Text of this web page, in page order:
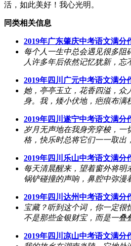
活，如此美好！我心光明。
同类相关信息
2019年广东肇庆中考语文满分
每个人一生中总会遇见很多阻
人许多年后依然记忆犹新，忘
2019年四川广元中考语文满分
她，亭亭玉立，花香四溢，众
身。我，矮小伏地，疤痕布满
2019年四川遂宁中考语文满分
岁月无声地在我身旁穿梭，一
格，快乐时总将它们一一取出
2019年四川乐山中考语文满分
每天清晨醒来，望着窗外将明
锅铲碰撞的声响，鼻腔中弥漫
2019年四川达州中考语文满分
宝藏？听到这个词，你一定很
不是那些金银财宝，而是一叠
2019年四川凉山中考语文满分